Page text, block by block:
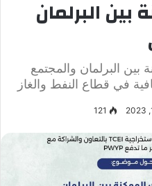
البرلمان
بين البرلمان والمجتمع
في قطاع النفط والغاز
121